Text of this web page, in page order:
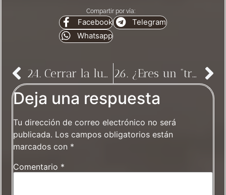
Compartir por vía:
Facebook
Telegram
Whatsapp
24. Cerrar la luz para seguir comiendo higos 26. ¿Eres un “trans”?
Deja una respuesta
Tu dirección de correo electrónico no será
publicada. Los campos obligatorios están
marcados con *
Comentario *